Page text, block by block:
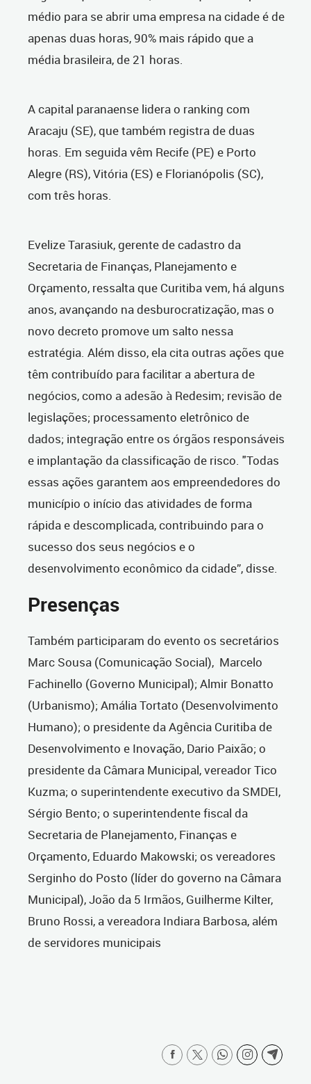
médio para se abrir uma empresa na cidade é de
apenas duas horas, 90% mais rápido que a
média brasileira, de 21 horas.
A capital paranaense lidera o ranking com
Aracaju (SE), que também registra de duas
horas. Em seguida vêm Recife (PE) e Porto
Alegre (RS), Vitória (ES) e Florianópolis (SC),
com três horas.
Evelize Tarasiuk, gerente de cadastro da
Secretaria de Finanças, Planejamento e
Orçamento, ressalta que Curitiba vem, há alguns
anos, avançando na desburocratização, mas o
novo decreto promove um salto nessa
estratégia. Além disso, ela cita outras ações que
têm contribuído para facilitar a abertura de
negócios, como a adesão à Redesim; revisão de
legislações; processamento eletrônico de
dados; integração entre os órgãos responsáveis
e implantação da classificação de risco. "Todas
essas ações garantem aos empreendedores do
município o início das atividades de forma
rápida e descomplicada, contribuindo para o
sucesso dos seus negócios e o
desenvolvimento econômico da cidade”, disse.
Presenças
Também participaram do evento os secretários
Marc Sousa (Comunicação Social), Marcelo
Fachinello (Governo Municipal); Almir Bonatto
(Urbanismo); Amália Tortato (Desenvolvimento
Humano); o presidente da Agência Curitiba de
Desenvolvimento e Inovação, Dario Paixão; o
presidente da Câmara Municipal, vereador Tico
Kuzma; o superintendente executivo da SMDEI,
Sérgio Bento; o superintendente fiscal da
Secretaria de Planejamento, Finanças e
Orçamento, Eduardo Makowski; os vereadores
Serginho do Posto (líder do governo na Câmara
Municipal), João da 5 Irmãos, Guilherme Kilter,
Bruno Rossi, a vereadora Indiara Barbosa, além
de servidores municipais